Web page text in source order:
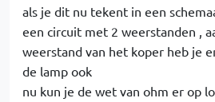
als je dit nu tekent in een
een circuit met 2 weerstanden ,
weerstand van het koper heb je
de lamp ook
nu kun je de wet van ohm er op